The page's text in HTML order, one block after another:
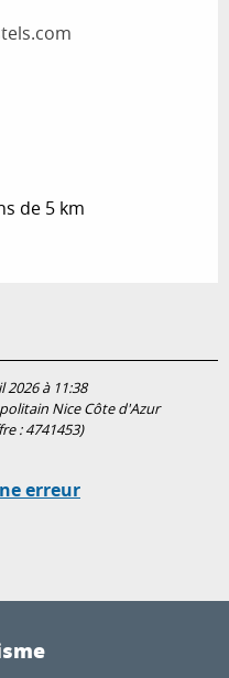
de 5 km
2026 à 11:38
Nice Côte d'Azur
:4741453)
erreur